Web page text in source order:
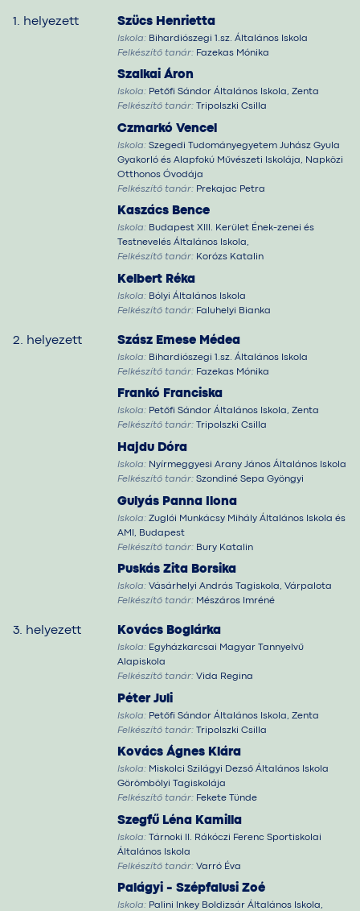
1. helyezett Szücs Henrietta
Iskola: Bihardiószegi 1.sz. Általános Iskola
Felkészítő tanár: Fazekas Mónika
Szalkai Áron
Iskola: Petőfi Sándor Általános Iskola, Zenta
Felkészítő tanár: Tripolszki Csilla
Czmarkó Vencel
Iskola: Szegedi Tudományegyetem Juhász Gyula
Gyakorló és Alapfokú Művészeti Iskolája, Napközi
Otthonos Óvodája
Felkészítő tanár: Prekajac Petra
Kaszács Bence
Iskola: Budapest XIII. Kerület Ének-zenei és
Testnevelés Általános Iskola,
Felkészítő tanár: Korózs Katalin
Kelbert Réka
Iskola: Bólyi Általános Iskola
Felkészítő tanár: Faluhelyi Bianka
2. helyezett Szász Emese Médea
Iskola: Bihardiószegi 1.sz. Általános Iskola
Felkészítő tanár: Fazekas Mónika
Frankó Franciska
Iskola: Petőfi Sándor Általános Iskola, Zenta
Felkészítő tanár: Tripolszki Csilla
Hajdu Dóra
Iskola: Nyírmeggyesi Arany János Általános Iskola
Felkészítő tanár: Szondiné Sepa Gyöngyi
Gulyás Panna Ilona
Iskola: Zuglói Munkácsy Mihály Általános Iskola és
AMI, Budapest
Felkészítő tanár: Bury Katalin
Puskás Zita Borsika
Iskola: Vásárhelyi András Tagiskola, Várpalota
Felkészítő tanár: Mészáros Imréné
3. helyezett Kovács Boglárka
Iskola: Egyházkarcsai Magyar Tannyelvű
Alapiskola
Felkészítő tanár: Vida Regina
Péter Juli
Iskola: Petőfi Sándor Általános Iskola, Zenta
Felkészítő tanár: Tripolszki Csilla
Kovács Ágnes Klára
Iskola: Miskolci Szilágyi Dezső Általános Iskola
Görömbölyi Tagiskolája
Felkészítő tanár: Fekete Tünde
Szegfű Léna Kamilla
Iskola: Tárnoki II. Rákóczi Ferenc Sportiskolai
Általános Iskola
Felkészítő tanár: Varró Éva
Palágyi - Szépfalusi Zoé
Iskola: Palini Inkey Boldizsár Általános Iskola,